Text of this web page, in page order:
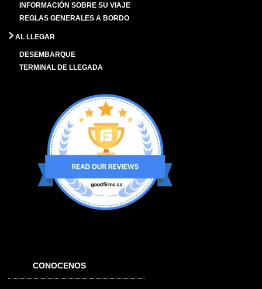
INFORMACIÓN SOBRE SU VIAJE
REGLAS GENERALES A BORDO
AL LLEGAR
DESEMBARQUE
TERMINAL DE LLEGADA
CONOCENOS